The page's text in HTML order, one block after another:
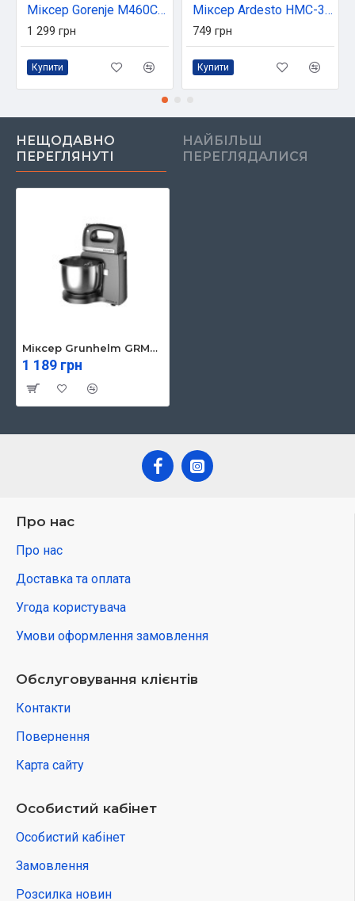
Міксер Gorenje M460CBK
1 299 грн
Купити
Міксер Ardesto HMC-3000W
749 грн
Купити
НЕЩОДАВНО
ПЕРЕГЛЯНУТІ
НАЙБІЛЬШ
ПЕРЕГЛЯДАЛИСЯ
Міксер Grunhelm GRM662B
1 189 грн
Про нас
Про нас
Доставка та оплата
Угода користувача
Умови оформлення замовлення
Обслуговування клієнтів
Контакти
Повернення
Карта сайту
Особистий кабінет
Особистий кабінет
Замовлення
Розсилка новин